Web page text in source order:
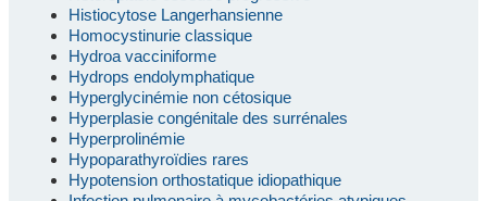
Histiocytose Langerhansienne
Homocystinurie classique
Hydroa vacciniforme
Hydrops endolymphatique
Hyperglycinémie non cétosique
Hyperplasie congénitale des surrénales
Hyperprolinémie
Hypoparathyroïdies rares
Hypotension orthostatique idiopathique